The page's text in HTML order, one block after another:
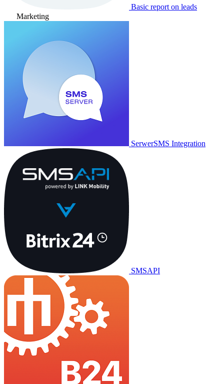
Basic report on leads
Marketing
SerwerSMS Integration
SMSAPI